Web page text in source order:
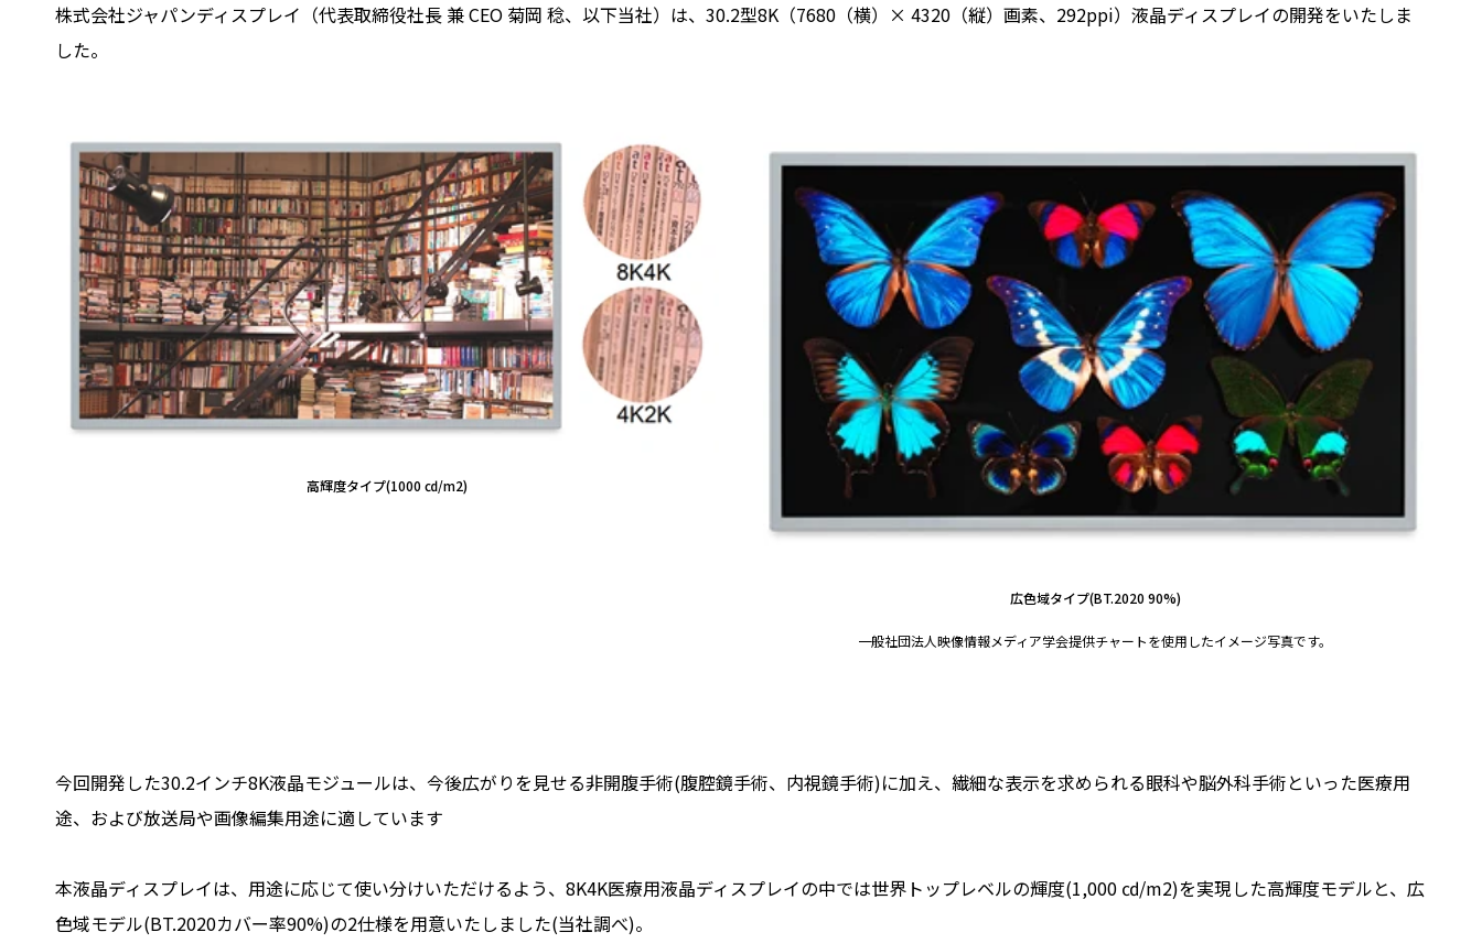
株式会社ジャパンディスプレイ（代表取締役社長 兼 CEO 菊岡 稔、以下当社）は、30.2型8K（7680（横）× 4320（縦）画素、292ppi）液晶ディスプレイの開発をいたしま
した。
高輝度タイプ(1000 ㏅/m2)
広色域タイプ(BT.2020 90%)
一般社団法人映像情報メディア学会提供チャートを使用したイメージ写真です。
今回開発した30.2インチ8K液晶モジュールは、今後広がりを見せる非開腹手術(腹腔鏡手術、内視鏡手術)に加え、繊細な表示を求められる眼科や脳外科手術といった医療用
途、および放送局や画像編集用途に適しています
本液晶ディスプレイは、用途に応じて使い分けいただけるよう、8K4K医療用液晶ディスプレイの中では世界トップレベルの輝度(1,000 ㏅/m2)を実現した高輝度モデルと、広
色域モデル(BT.2020カバー率90%)の2仕様を用意いたしました(当社調べ)。